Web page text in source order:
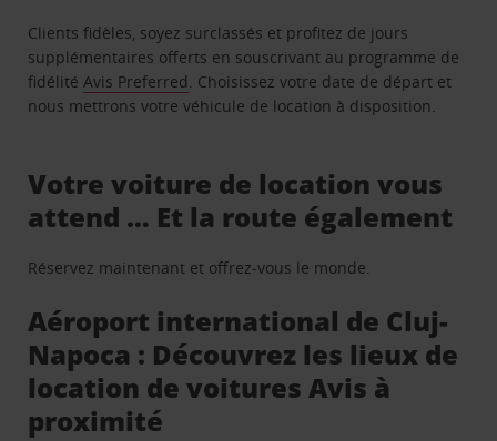
Clients fidèles, soyez surclassés et profitez de jours
supplémentaires offerts en souscrivant au programme de
fidélitéAvis Preferred. Choisissez votre date de départ et
nous mettrons votre véhicule de location à disposition.
Votre voiture de location vous
attend … Et la route également
Réservez maintenant et offrez-vous le monde.
Aéroport international de Cluj-
Napoca : Découvrez les lieux de
location de voitures Avis à
proximité